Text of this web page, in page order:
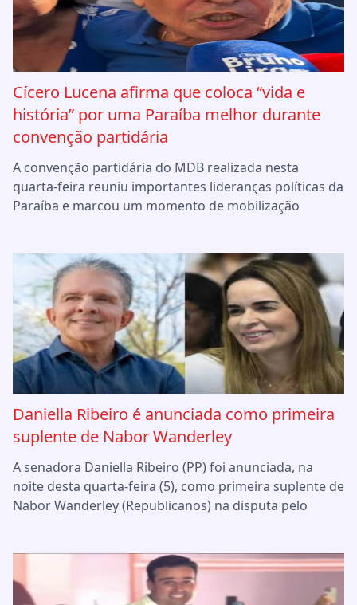
Cícero Lucena afirma que coloca “vida e
história” por uma Paraíba melhor durante
convenção partidária
A convenção partidária do MDB realizada nesta
quarta-feira reuniu importantes lideranças políticas da
Paraíba e marcou um momento de mobilização
Daniella Ribeiro é anunciada como primeira
suplente de Nabor Wanderley
A senadora Daniella Ribeiro (PP) foi anunciada, na
noite desta quarta-feira (5), como primeira suplente de
Nabor Wanderley (Republicanos) na disputa pelo